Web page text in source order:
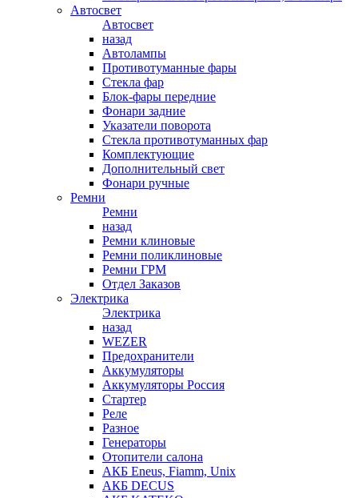
Автосвет
Автосвет
назад
Автолампы
Противотуманные фары
Стекла фар
Блок-фары передние
Фонари задние
Указатели поворота
Стекла противотуманных фар
Комплектующие
Дополнительный свет
Фонари ручные
Ремни
Ремни
назад
Ремни клиновые
Ремни поликлиновые
Ремни ГРМ
Отдел Заказов
Электрика
Электрика
назад
WEZER
Предохранители
Аккумуляторы
Аккумуляторы Россия
Стартер
Реле
Разное
Генераторы
Отопители салона
АКБ Eneus, Fiamm, Unix
АКБ DECUS